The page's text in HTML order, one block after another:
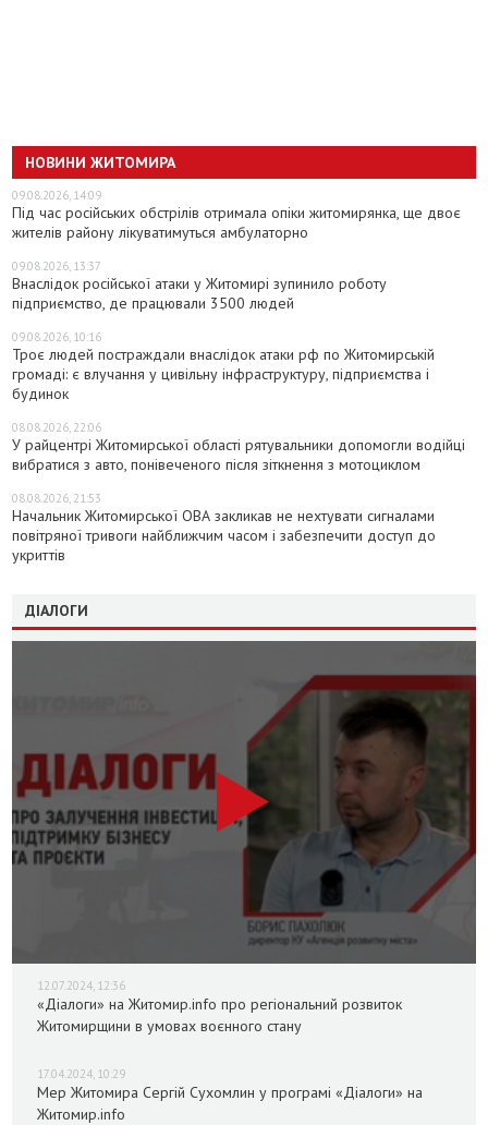
НОВИНИ ЖИТОМИРА
09.08.2026, 14:09
Під час російських обстрілів отримала опіки житомирянка, ще двоє
жителів району лікуватимуться амбулаторно
09.08.2026, 13:37
Внаслідок російської атаки у Житомирі зупинило роботу
підприємство, де працювали 3500 людей
09.08.2026, 10:16
Троє людей постраждали внаслідок атаки рф по Житомирській
громаді: є влучання у цивільну інфраструктуру, підприємства і
будинок
08.08.2026, 22:06
У райцентрі Житомирської області рятувальники допомогли водійці
вибратися з авто, понівеченого після зіткнення з мотоциклом
08.08.2026, 21:53
Начальник Житомирської ОВА закликав не нехтувати сигналами
повітряної тривоги найближчим часом і забезпечити доступ до
укриттів
ДІАЛОГИ
12.07.2024, 12:36
«Діалоги» на Житомир.info про регіональний розвиток
Житомирщини в умовах воєнного стану
17.04.2024, 10:29
Мер Житомира Сергій Сухомлин у програмі «Діалоги» на
Житомир.info